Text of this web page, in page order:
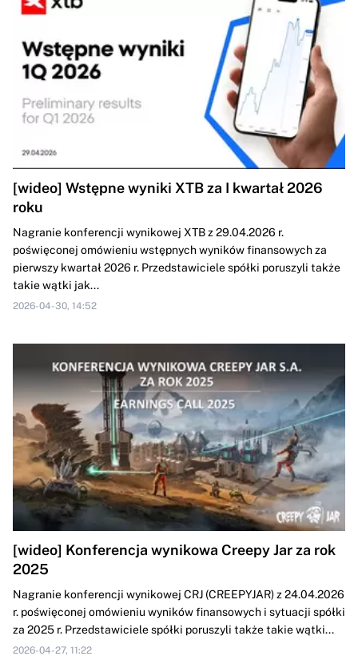
[wideo] Wstępne wyniki XTB za I kwartał 2026
roku
Nagranie konferencji wynikowej XTB z 29.04.2026 r.
poświęconej omówieniu wstępnych wyników finansowych za
pierwszy kwartał 2026 r. Przedstawiciele spółki poruszyli także
takie wątki jak...
2026-04-30, 14:52
[wideo] Konferencja wynikowa Creepy Jar za rok
2025
Nagranie konferencji wynikowej CRJ (CREEPYJAR) z 24.04.2026
r. poświęconej omówieniu wyników finansowych i sytuacji spółki
za 2025 r. Przedstawiciele spółki poruszyli także takie wątki...
2026-04-27, 11:22